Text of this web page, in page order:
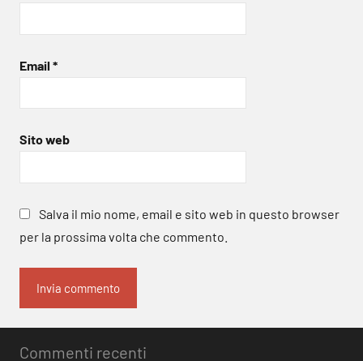
Email *
Sito web
Salva il mio nome, email e sito web in questo browser
per la prossima volta che commento.
Commenti recenti